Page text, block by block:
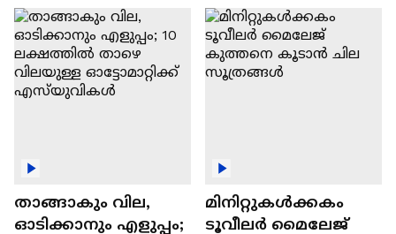
താങ്ങാകും വില,
ഓടിക്കാനും എളുപ്പം;
മിനിറ്റുകൾക്കകം
ടൂവീലർ മൈലേജ്